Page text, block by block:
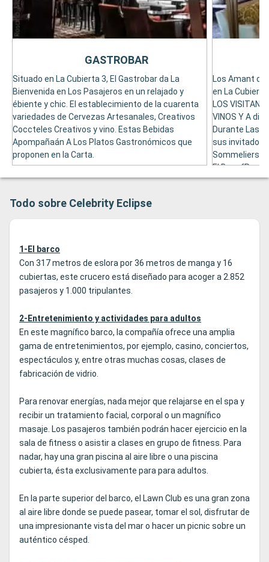
Situado en La Cubierta 3, El Gastrobar da La
Bienvenida en Los Pasajeros en un relajado y
ébiente y chic. El establecimiento de la cuarenta
variedades de Cervezas Artesanales, Creativos
Coccteles Creativos y vino. Estas Bebidas
Apompañaán A Los Platos Gastronómicos que
proponen en la Carta.
GASTROBAR
Los Amant
en La Cubierta
LOS
VINOS Y A
Durante Las
sus invitados
Sommeliers.
El Bar ofRece
Todo sobre Celebrity Eclipse
1-El barco
Con 317 metros de eslora por 36 metros de manga y 16
cubiertas, este crucero está diseñado para acoger a 2.852
pasajeros y 1.000 tripulantes.
2-Entretenimiento y actividades para adultos
En este magnífico barco, la compañía ofrece una amplia
gama de entretenimientos, por ejemplo, casino, conciertos,
espectáculos y, entre otras muchas cosas, clases de
fabricación de vidrio.
Para renovar energías, nada mejor que relajarse en el spa y
recibir un tratamiento facial, corporal o un magnífico
masaje. Los pasajeros también podrán hacer ejercicio en la
sala de fitness o asistir a clases en grupo de fitness. Para
nadar, hay una gran piscina al aire libre o una piscina
cubierta, ésta exclusivamente para para adultos.
En la parte superior del barco, el Lawn Club es una gran zona
al aire libre donde se puede pasear, tomar el sol, disfrutar de
una impresionante vista del mar o hacer un picnic sobre un
auténtico césped.